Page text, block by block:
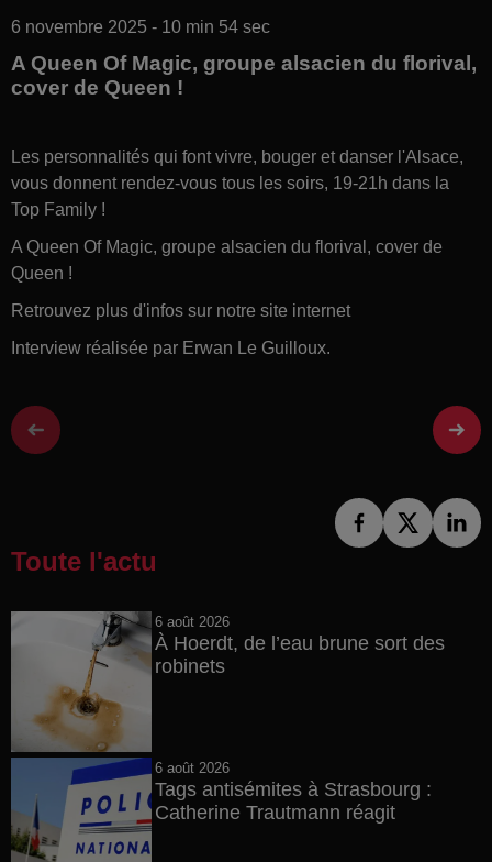
6 novembre 2025 - 10 min 54 sec
A Queen Of Magic, groupe alsacien du florival,
cover de Queen !
Les personnalités qui font vivre, bouger et danser l'Alsace,
vous donnent rendez-vous tous les soirs, 19-21h dans la
Top Family !
A Queen Of Magic, groupe alsacien du florival, cover de
Queen !
Retrouvez plus d'infos sur notre site internet
Interview réalisée par Erwan Le Guilloux.
Toute l'actu
6 août 2026
À Hoerdt, de l’eau brune sort des
robinets
6 août 2026
Tags antisémites à Strasbourg :
Catherine Trautmann réagit